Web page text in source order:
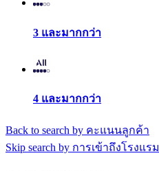
3 และมากกว่า
4 และมากกว่า
Back to search by คะแนนลูกค้า
Skip search by การเข้าถึงโรงแรม